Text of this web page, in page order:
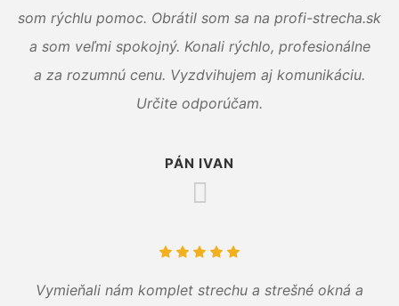
som rýchlu pomoc. Obrátil som sa na profi-strecha.sk
a som veľmi spokojný. Konali rýchlo, profesionálne
a za rozumnú cenu. Vyzdvihujem aj komunikáciu.
Určite odporúčam.
PÁN IVAN
Vymieňali nám komplet strechu a strešné okná a